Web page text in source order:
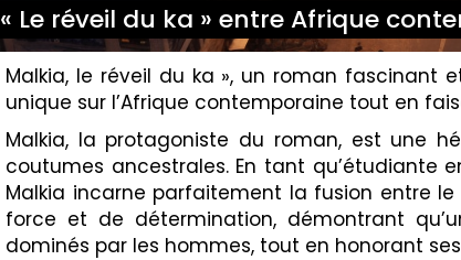
« Le réveil du ka » entre Afrique
Malkia, le réveil du ka », un roman fascinant
unique sur l’Afrique contemporaine tout en
Malkia, la protagoniste du roman, est une
coutumes ancestrales. En tant
Malkia incarne parfaitement la fusion entre
force et de détermination, démontrant
dominés par les hommes, tout en honorant